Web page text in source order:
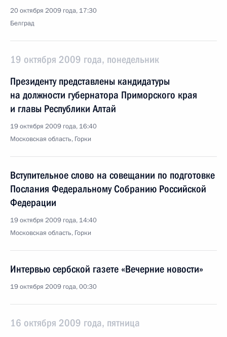
20 октября 2009 года, 17:30
Белград
19 октября 2009 года, понедельник
Президенту представлены кандидатуры
на должности губернатора Приморского края
и главы Республики Алтай
19 октября 2009 года, 16:40
Московская область, Горки
Вступительное слово на совещании по подготовке
Послания Федеральному Собранию Российской
Федерации
19 октября 2009 года, 14:40
Московская область, Горки
Интервью сербской газете «Вечерние новости»
19 октября 2009 года, 00:30
16 октября 2009 года, пятница